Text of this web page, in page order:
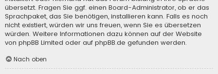
übersetzt. Fragen Sie ggf. einen Board-Administrator, ob er das
Sprachpaket, das Sie benötigen, installieren kann. Falls es noch
nicht existiert, würden wir uns freuen, wenn Sie es übersetzen
würden. Weitere Informationen dazu können auf der Website
von phpBB Limited oder auf phpBB.de gefunden werden.
Nach oben